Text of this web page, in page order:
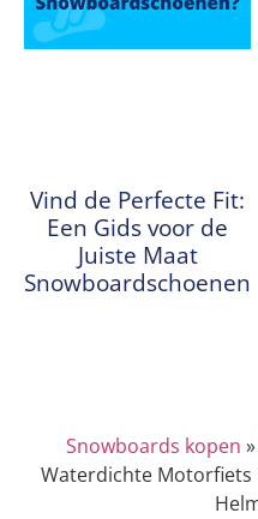
Vind de Perfecte Fit:
Een Gids voor de
Juiste Maat
Snowboardschoenen
Snowboards kopen »
Waterdichte Motorfiets